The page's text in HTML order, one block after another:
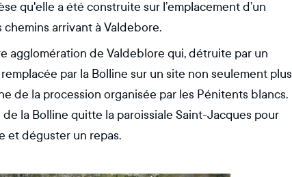
qu'elle a été construite sur l’emplacement d’un
arrivant à Valdebore.
agglomération de Valdeblore qui, détruite par un
par la Bolline sur un site non seulement plus
de la procession organisée par les Pénitents blancs.
la Bolline quitte la paroissiale Saint-Jacques pour
et déguster un repas.